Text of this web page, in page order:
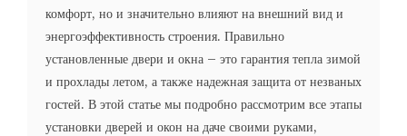
комфорт, но и значительно влияют на внешний вид и
энергоэффективность строения. Правильно
установленные двери и окна – это гарантия тепла зимой
и прохлады летом, а также надежная защита от незваных
гостей. В этой статье мы подробно рассмотрим все этапы
установки дверей и окон на даче своими руками,